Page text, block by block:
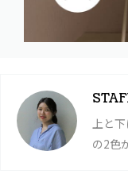
上と
の2色